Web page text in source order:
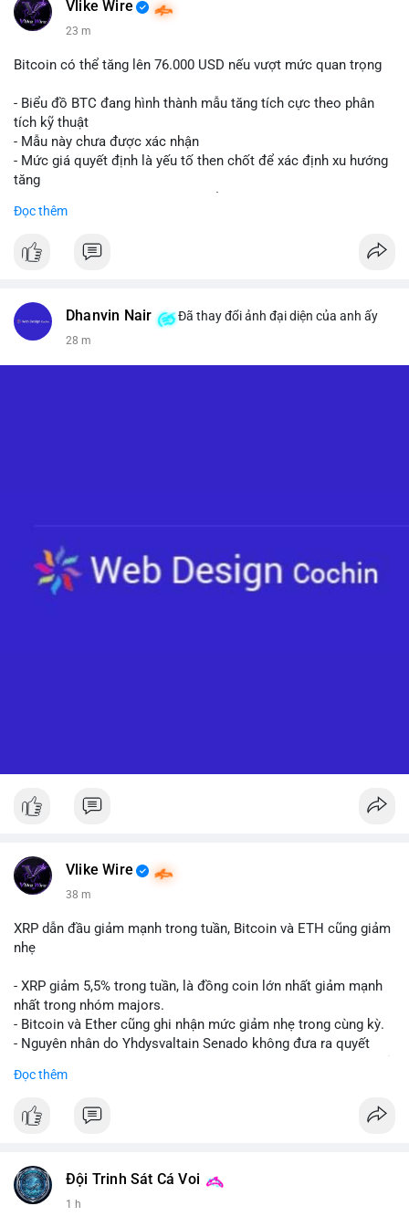
Vlike Wire
23 m
Bitcoin có thể tăng lên 76.000 USD nếu vượt mức quan trọng
- Biểu đồ BTC đang hình thành mẫu tăng tích cực theo phân
tích kỹ thuật
- Mẫu này chưa được xác nhận
- Mức giá quyết định là yếu tố then chốt để xác định xu hướng
tăng
#vlikevn #titanbot
Đọc thêm
Dhanvin Nair Đã thay đổi ảnh đại diện của anh ấy
28 m
Vlike Wire
38 m
XRP dẫn đầu giảm mạnh trong tuần, Bitcoin và ETH cũng giảm
nhẹ
- XRP giảm 5,5% trong tuần, là đồng coin lớn nhất giảm mạnh
nhất trong nhóm majors.
- Bitcoin và Ether cũng ghi nhận mức giảm nhẹ trong cùng kỳ.
- Nguyên nhân do Yhdysvaltain Senado không đưa ra quyết
hè, đẩy việc thảo luận sang tháng 9.
XRP và Ripple, ảnh hưởng đến tâm lý nhà đầu tư.
#ripple
Đọc thêm
Đội Trinh Sát Cá Voi
1 h